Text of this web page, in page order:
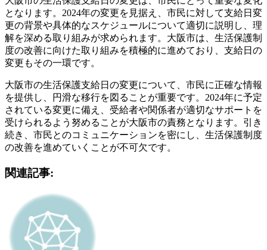
となります。2024年の変更を見据え、市民に対して支給日変
更の背景や具体的なスケジュールについて適切に説明し、理
解を深める取り組みが求められます。大阪市は、生活保護制
度の改善に向けた取り組みを積極的に進めており、支給日の
変更もその一環です。
大阪市の生活保護支給日の変更について、市民に正確な情報
を提供し、円滑な移行を図ることが重要です。2024年に予定
されている変更に備え、受給者や関係者が適切なサポートを
受けられるよう努めることが大阪市の責務となります。引き
続き、市民とのコミュニケーションを密にし、生活保護制度
の改善を進めていくことが不可欠です。
関連記事: